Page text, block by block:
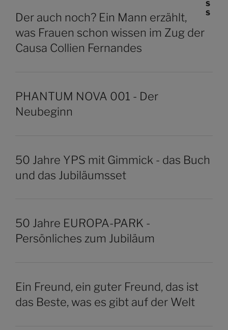
Der auch noch? Ein Mann erzählt,
was Frauen schon wissen im Zug der
Causa Collien Fernandes
PHANTUM NOVA 001 - Der
Neubeginn
50 Jahre YPS mit Gimmick - das Buch
und das Jubiläumsset
50 Jahre EUROPA-PARK -
Persönliches zum Jubiläum
Ein Freund, ein guter Freund, das ist
das Beste, was es gibt auf der Welt